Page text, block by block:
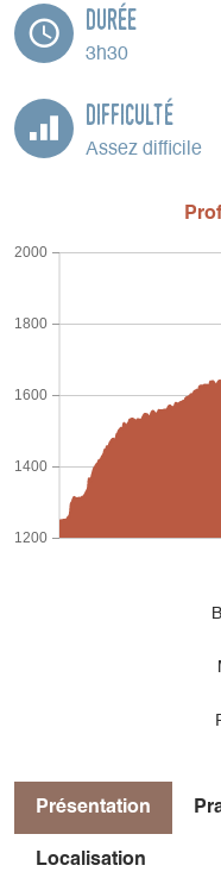
Durée
3h30
Difficulté
Assez difficile
1200
1400
1600
1800
2000
Présentation
Localisation